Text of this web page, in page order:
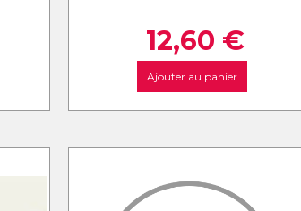
12,60 €
Ajouter au panier